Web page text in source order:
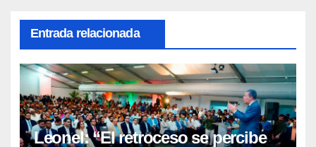
Entrada relacionada
Leonel: “El retroceso se percibe